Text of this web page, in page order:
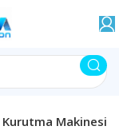
Makinesi